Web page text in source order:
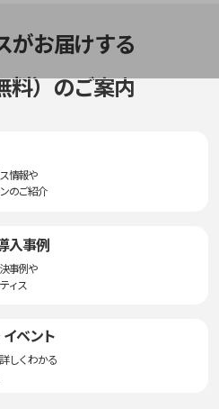
がお届けする
料）のご案内
情報や
のご紹介
入事例
事例や
ィス
ベント
しくわかる